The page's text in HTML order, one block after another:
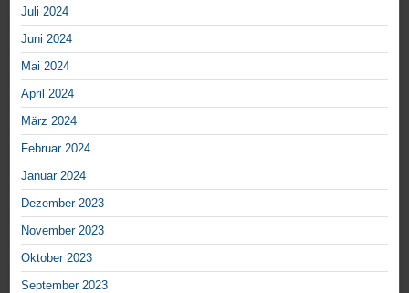
Juli 2024
Juni 2024
Mai 2024
April 2024
März 2024
Februar 2024
Januar 2024
Dezember 2023
November 2023
Oktober 2023
September 2023